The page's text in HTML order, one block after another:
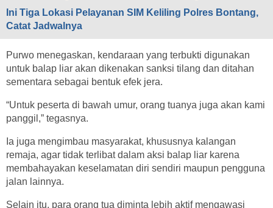
Ini Tiga Lokasi Pelayanan SIM Keliling Polres Bontang,
Catat Jadwalnya
Purwo menegaskan, kendaraan yang terbukti digunakan
untuk balap liar akan dikenakan sanksi tilang dan ditahan
sementara sebagai bentuk efek jera.
“Untuk peserta di bawah umur, orang tuanya juga akan kami
panggil,” tegasnya.
Ia juga mengimbau masyarakat, khususnya kalangan
remaja, agar tidak terlibat dalam aksi balap liar karena
membahayakan keselamatan diri sendiri maupun pengguna
jalan lainnya.
Selain itu, para orang tua diminta lebih aktif mengawasi